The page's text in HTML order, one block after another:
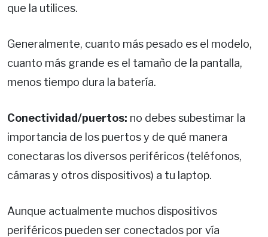
que la utilices.
Generalmente, cuanto más pesado es el modelo,
cuanto más grande es el tamaño de la pantalla,
menos tiempo dura la batería.
Conectividad/puertos: no debes subestimar la
importancia de los puertos y de qué manera
conectaras los diversos periféricos (teléfonos,
cámaras y otros dispositivos) a tu laptop.
Aunque actualmente muchos dispositivos
periféricos pueden ser conectados por vía